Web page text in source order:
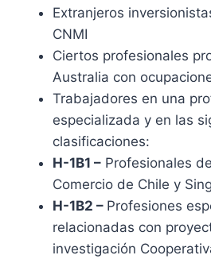
Extranjeros
CNMI
Ciertos profesionales
Australia con
Trabajadores en una
especializada y en las
clasificaciones:
H-1B1 – Profesionales
Comercio de Chile y
H-1B2 – Profesiones
relacionadas con
investigación